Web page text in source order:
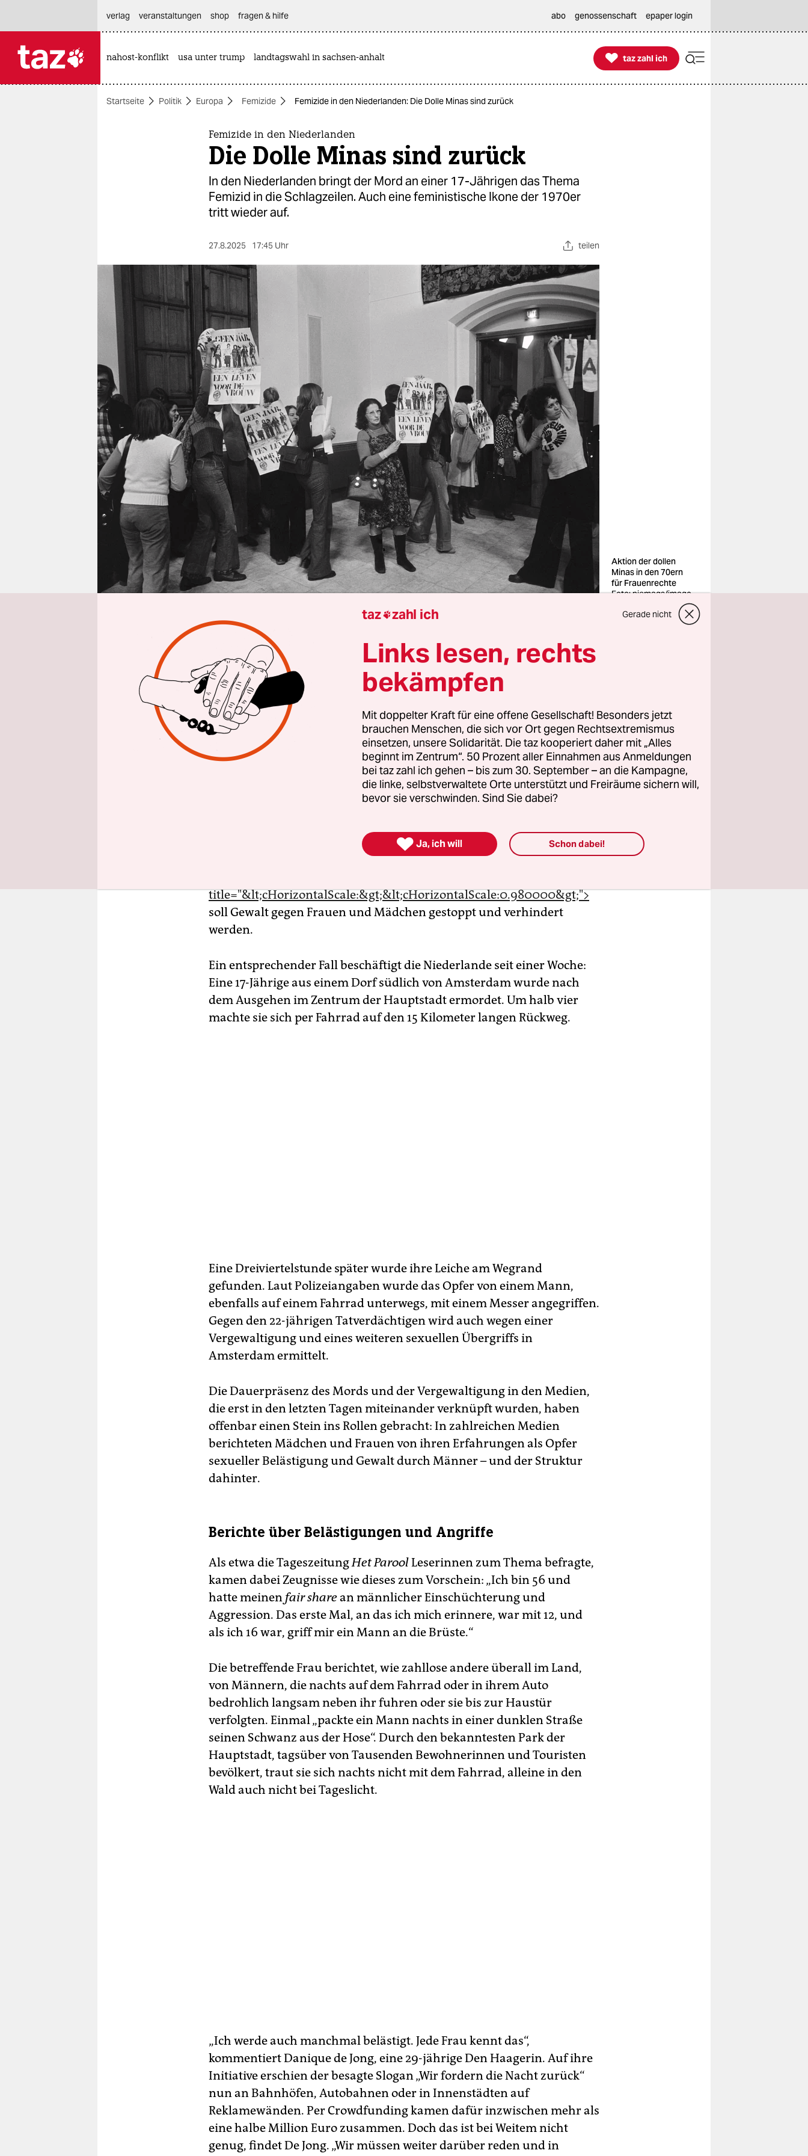
themen
berlin
nord
wahrheit
verlag
verlag
veranstaltungen
shop
fragen & hilfe
unterstützen
abo
genossenschaft
epaper login
verlag
veranstaltungen shop fragen & hilfe abo genossenschaft epaper login
nahost-konflikt usa unter trump landtagswahl in sachsen-anhalt 
taz zahl ich
taz zahl ich
Startseite Politik Europa Femizide Femizide in den Niederlanden: Die Dolle Minas sind zurück
Femizide in den Niederlanden
Die Dolle Minas sind zurück
In den Niederlanden bringt der Mord an einer 17-Jährigen das Thema
Femizid in die Schlagzeilen. Auch eine feministische Ikone der 1970er
tritt wieder auf.
27.8.2025 17:45 Uhr teilen
Aktion der dollen
Minas in den 70ern
für Frauenrechte
Foto: piemags/imago
Aus Amsterdam
„Wir fordern die Nacht zurück“– die Losung ist allgegenwärtig, wenn in
den Niederlanden in diesen Tagen die neue kulturelle Saison beginnt.
In Bars und Clubs, Kinos und Theatern begegnet man ihr. In mehreren
Städten erstrahlten Dienstagnacht Hauswände und markante
Bauwerke in Orange, darunter der Amsterdamer Hauptbahnhof oder
die Erasmusbrücke in Rotterdam. Die Farbe steht nicht für das
niederländische Königshaus Oranien-Nassau, sondern für eine
globale UN-Kampagne: Unter dem Titel<img class="rteClosedtag"
src="/image/icon_closedtag_mini.gif"
src="/image/icon_closedtag_mini.gif"
title="&lt;cHorizontalScale:0.980000&gt;">Orange the world<img
title="&lt;cHorizontalScale:&gt;&lt;cHorizontalScale:0.980000&gt;">
soll Gewalt gegen Frauen und Mädchen gestoppt und verhindert
werden.
Ein entsprechender Fall beschäftigt die Niederlande seit einer Woche:
Eine 17-Jährige aus einem Dorf südlich von Amsterdam wurde nach
dem Ausgehen im Zentrum der Hauptstadt ermordet. Um halb vier
machte sie sich per Fahrrad auf den 15 Kilometer langen Rückweg.
Eine Dreiviertelstunde später wurde ihre Leiche am Wegrand
gefunden. Laut Polizeiangaben wurde das Opfer von einem Mann,
ebenfalls auf einem Fahrrad unterwegs, mit einem Messer angegriffen.
Gegen den 22-jährigen Tatverdächtigen wird auch wegen einer
Vergewaltigung und eines weiteren sexuellen Übergriffs in
Amsterdam ermittelt.
Die Dauerpräsenz des Mords und der Vergewaltigung in den Medien,
die erst in den letzten Tagen miteinander verknüpft wurden, haben
offenbar einen Stein ins Rollen gebracht: In zahlreichen Medien
berichteten Mädchen und Frauen von ihren Erfahrungen als Opfer
sexueller Belästigung und Gewalt durch Männer – und der Struktur
dahinter.
Berichte über Belästigungen und Angriffe
Als etwa die TageszeitungHet ParoolLeserinnen zum Thema befragte,
kamen dabei Zeugnisse wie dieses zum Vorschein: „Ich bin 56 und
hatte meinen fair sharean männlicher Einschüchterung und
Aggression. Das erste Mal, an das ich mich erinnere, war mit 12, und
als ich 16 war, griff mir ein Mann an die Brüste.“
Die betreffende Frau berichtet, wie zahllose andere überall im Land,
von Männern, die nachts auf dem Fahrrad oder in ihrem Auto
bedrohlich langsam neben ihr fuhren oder sie bis zur Haustür
verfolgten. Einmal „packte ein Mann nachts in einer dunklen Straße
seinen Schwanz aus der Hose“. Durch den bekanntesten Park der
Hauptstadt, tagsüber von Tausenden Bewohnerinnen und Touristen
bevölkert, traut sie sich nachts nicht mit dem Fahrrad, alleine in den
Wald auch nicht bei Tageslicht.
„Ich werde auch manchmal belästigt. Jede Frau kennt das“,
kommentiert Danique de Jong, eine 29-jährige Den Haagerin. Auf ihre
Initiative erschien der besagte Slogan „Wir fordern die Nacht zurück“
nun an Bahnhöfen, Autobahnen oder in Innenstädten auf
Reklamewänden. Per Crowdfunding kamen dafür inzwischen mehr als
eine halbe Million Euro zusammen. Doch das ist bei Weitem nicht
genug, findet De Jong. „Wir müssen weiter darüber reden und in
taz zahl ich Gerade nicht
Links lesen, rechts
bekämpfen
Mit doppelter Kraft für eine offene Gesellschaft! Besonders jetzt
brauchen Menschen, die sich vor Ort gegen Rechtsextremismus
einsetzen, unsere Solidarität. Die taz kooperiert daher mit „Alles
beginnt im Zentrum“. 50 Prozent aller Einnahmen aus Anmeldungen
bei taz zahl ich gehen – bis zum 30. September – an die Kampagne,
die linke, selbstverwaltete Orte unterstützt und Freiräume sichern will,
bevor sie verschwinden. Sind Sie dabei?
 Ja, ich will Schon dabei!